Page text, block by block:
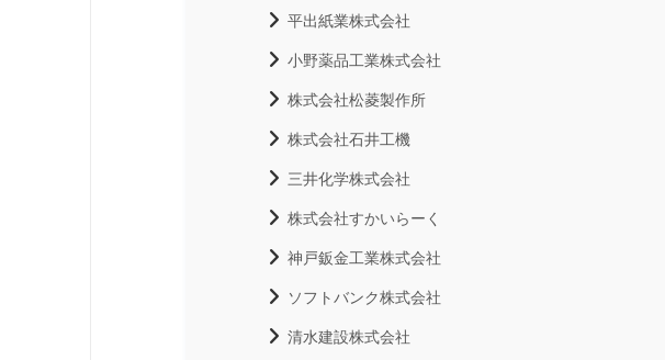
平出紙業株式会社
小野薬品工業株式会社
株式会社松菱製作所
株式会社石井工機
三井化学株式会社
株式会社すかいらーく
神戸鈑金工業株式会社
ソフトバンク株式会社
清水建設株式会社